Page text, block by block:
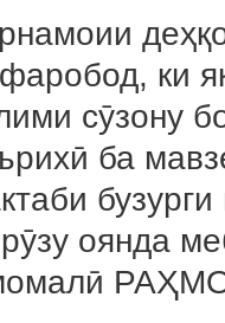
ки
сӯзону
ба
оянда